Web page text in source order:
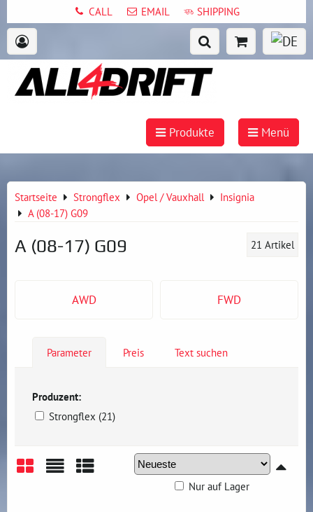
CALL EMAIL SHIPPING
Produkte Menü
Startseite Strongflex Opel / Vauxhall
Insignia
A (08-17) G09
A (08-17) G09 21 Artikel
AWD FWD
Parameter Preis Text suchen
Produzent:
Strongflex (21)
Nur auf Lager